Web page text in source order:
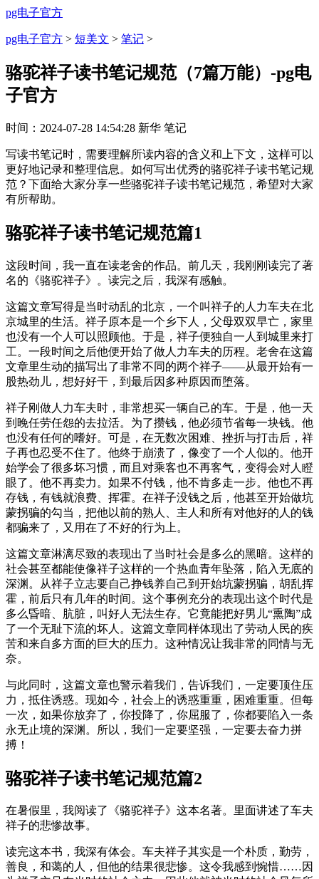
pg电子官方
pg电子官方 > 短美文 > 笔记 >
骆驼祥子读书笔记规范（7篇万能）-pg电
子官方
时间： 2024-07-28 14:54:28 新华 笔记
写读书笔记时，需要理解所读内容的含义和上下文，这样可以
更好地记录和整理信息。如何写出优秀的骆驼祥子读书笔记规
范？下面给大家分享一些骆驼祥子读书笔记规范，希望对大家
有所帮助。
骆驼祥子读书笔记规范篇1
这段时间，我一直在读老舍的作品。前几天，我刚刚读完了著
名的《骆驼祥子》。读完之后，我深有感触。
这篇文章写得是当时动乱的北京，一个叫祥子的人力车夫在北
京城里的生活。祥子原本是一个乡下人，父母双双早亡，家里
也没有一个人可以照顾他。于是，祥子便独自一人到城里来打
工。一段时间之后他便开始了做人力车夫的历程。老舍在这篇
文章里生动的描写出了非常不同的两个祥子——从最开始有一
股热劲儿，想好好干，到最后因多种原因而堕落。
祥子刚做人力车夫时，非常想买一辆自己的车。于是，他一天
到晚任劳任怨的去拉活。为了攒钱，他必须节省每一块钱。他
也没有任何的嗜好。可是，在无数次困难、挫折与打击后，祥
子再也忍受不住了。他终于崩溃了，像变了一个人似的。他开
始学会了很多坏习惯，而且对乘客也不再客气，变得会对人瞪
眼了。他不再卖力。如果不付钱，他不肯多走一步。他也不再
存钱，有钱就浪费、挥霍。在祥子没钱之后，他甚至开始做坑
蒙拐骗的勾当，把他以前的熟人、主人和所有对他好的人的钱
都骗来了，又用在了不好的行为上。
这篇文章淋漓尽致的表现出了当时社会是多么的黑暗。这样的
社会甚至都能使像祥子这样的一个热血青年坠落，陷入无底的
深渊。从祥子立志要自己挣钱养自己到开始坑蒙拐骗，胡乱挥
霍，前后只有几年的时间。这个事例充分的表现出这个时代是
多么昏暗、肮脏，叫好人无法生存。它竟能把好男儿“熏陶”成
了一个无耻下流的坏人。这篇文章同样体现出了劳动人民的疾
苦和来自多方面的巨大的压力。这种情况让我非常的同情与无
奈。
与此同时，这篇文章也警示着我们，告诉我们，一定要顶住压
力，抵住诱惑。现如今，社会上的诱惑重重，困难重重。但每
一次，如果你放弃了，你投降了，你屈服了，你都要陷入一条
永无止境的深渊。所以，我们一定要坚强，一定要去奋力拼
搏！
骆驼祥子读书笔记规范篇2
在暑假里，我阅读了《骆驼祥子》这本名著。里面讲述了车夫
祥子的悲惨故事。
读完这本书，我深有体会。车夫祥子其实是一个朴质，勤劳，
善良，和蔼的人，但他的结果很悲惨。这令我感到惋惜……因